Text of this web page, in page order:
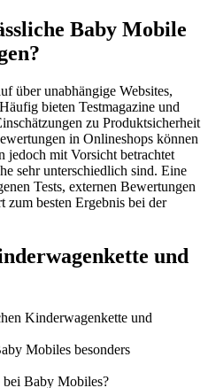
Baby Mobile
über unabhängige Websites,
bieten Testmagazine und
zu Produktsicherheit
in Onlineshops können
jedoch mit Vorsicht betrachtet
sehr unterschiedlich sind. Eine
Tests, externen Bewertungen
besten Ergebnis bei der
und
Kinderwagenkette und
Mobiles besonders
bei Baby Mobiles?